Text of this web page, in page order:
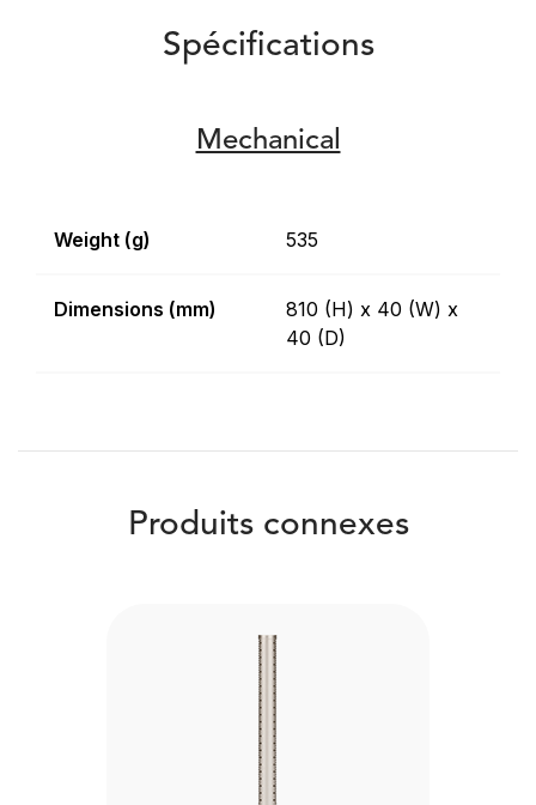
Spécifications
Mechanical
Weight (g) 535
Dimensions (mm)
810 (H) x 40 (W) x
40 (D)
Produits connexes